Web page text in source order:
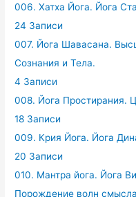
006. Хатха Йога. Йога
24 Записи
007. Йога Шавасана.
Сознания и Тела.
4 Записи
008. Йога Простирания.
18 Записи
009. Крия Йога. Йога
20 Записи
010. Мантра йога. Йога
Порождение волн